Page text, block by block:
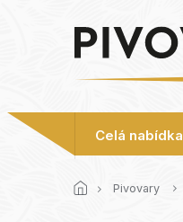
Celá nabídka
Pivovary